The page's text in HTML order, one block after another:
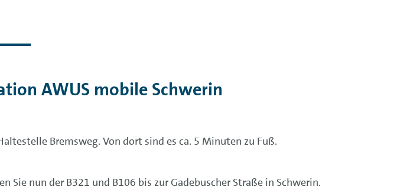
AWUS mobile Schwerin
Bremsweg. Von dort sind es ca. 5 Minuten zu Fuß.
Sie nun der B321 und B106 bis zur Gadebuscher Straße in Schwerin.